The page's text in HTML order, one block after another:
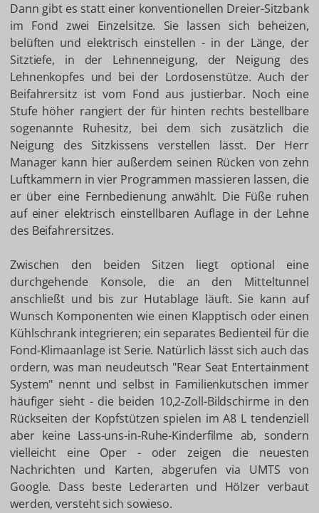
Dann gibt es statt einer konventionellen Dreier-Sitzbank
im Fond zwei Einzelsitze. Sie lassen sich beheizen,
belüften und elektrisch einstellen - in der Länge, der
Sitztiefe, in der Lehnenneigung, der Neigung des
Lehnenkopfes und bei der Lordosenstütze. Auch der
Beifahrersitz ist vom Fond aus justierbar. Noch eine
Stufe höher rangiert der für hinten rechts bestellbare
sogenannte Ruhesitz, bei dem sich zusätzlich die
Neigung des Sitzkissens verstellen lässt. Der Herr
Manager kann hier außerdem seinen Rücken von zehn
Luftkammern in vier Programmen massieren lassen, die
er über eine Fernbedienung anwählt. Die Füße ruhen
auf einer elektrisch einstellbaren Auflage in der Lehne
des Beifahrersitzes.
Zwischen den beiden Sitzen liegt optional eine
durchgehende Konsole, die an den Mitteltunnel
anschließt und bis zur Hutablage läuft. Sie kann auf
Wunsch Komponenten wie einen Klapptisch oder einen
Kühlschrank integrieren; ein separates Bedienteil für die
Fond-Klimaanlage ist Serie. Natürlich lässt sich auch das
ordern, was man neudeutsch "Rear Seat Entertainment
System" nennt und selbst in Familienkutschen immer
häufiger sieht - die beiden 10,2-Zoll-Bildschirme in den
Rückseiten der Kopfstützen spielen im A8 L tendenziell
aber keine Lass-uns-in-Ruhe-Kinderfilme ab, sondern
vielleicht eine Oper - oder zeigen die neuesten
Nachrichten und Karten, abgerufen via UMTS von
Google. Dass beste Lederarten und Hölzer verbaut
werden, versteht sich sowieso.